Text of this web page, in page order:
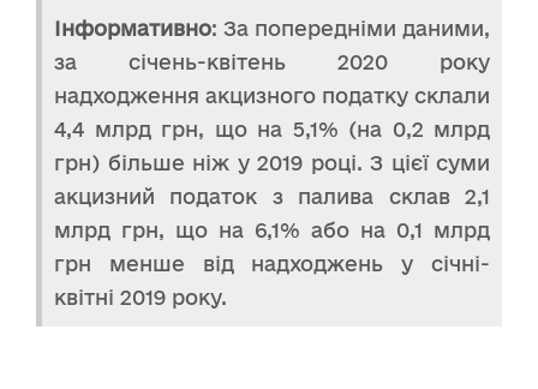
Інформативно: За попередніми даними,
за січень-квітень 2020 року
надходження акцизного податку склали
4,4 млрд грн, що на 5,1% (на 0,2 млрд
грн) більше ніж у 2019 році. З цієї суми
акцизний податок з палива склав 2,1
млрд грн, що на 6,1% або на 0,1 млрд
грн менше від надходжень у січні-
квітні 2019 року.